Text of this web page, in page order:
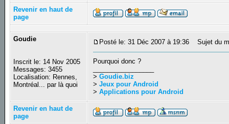
Revenir en haut de
page
Goudie
Inscrit le: 14 Nov 2005
Messages: 3455
Localisation: Rennes,
Montréal... par là quoi
Posté le: 31 Déc 2007 à 19:36 Sujet du
Pourquoi donc ?
>Goudie.biz
>Jeux pour Android
>Applications pour Android
Revenir en haut de
page